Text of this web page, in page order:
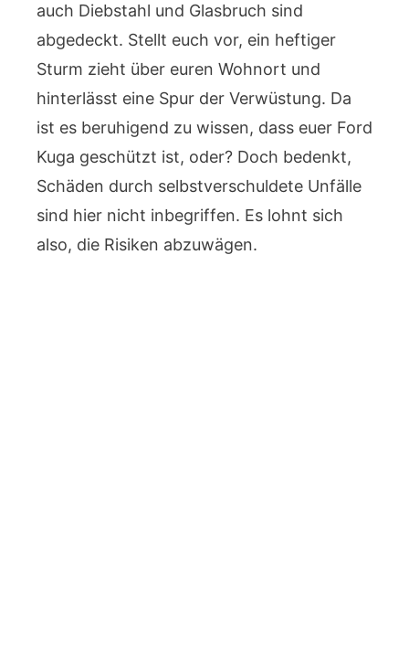
auch Diebstahl und Glasbruch sind
abgedeckt. Stellt euch vor, ein heftiger
Sturm zieht über euren Wohnort und
hinterlässt eine Spur der Verwüstung. Da
ist es beruhigend zu wissen, dass euer Ford
Kuga geschützt ist, oder? Doch bedenkt,
Schäden durch selbstverschuldete Unfälle
sind hier nicht inbegriffen. Es lohnt sich
also, die Risiken abzuwägen.